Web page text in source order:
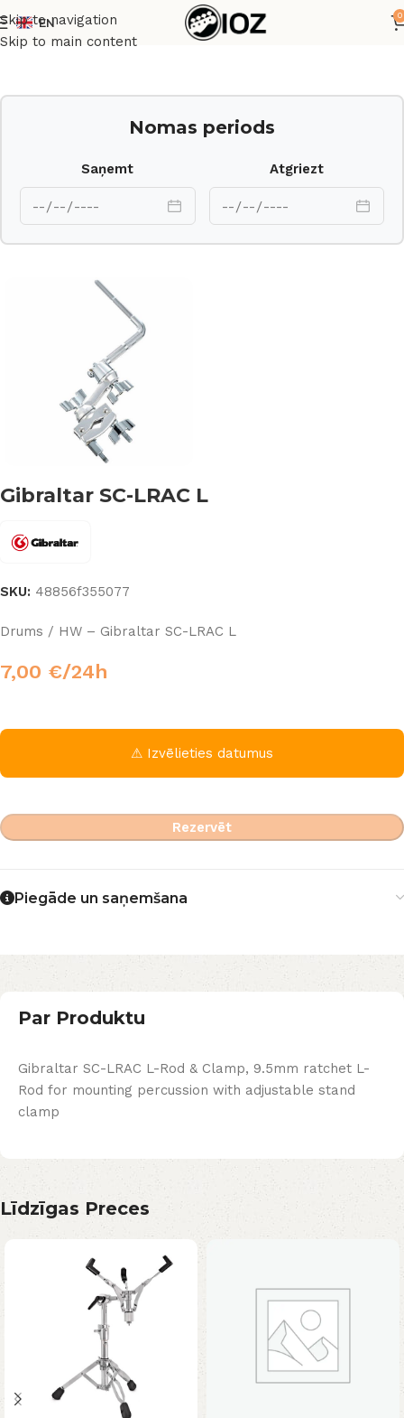
Skip to navigation
Skip to main content
EN
0
Sākums Bungas HW
Nomas periods
Saņemt Atgriezt
Gibraltar SC-LRAC L
SKU: 48856f355077
Drums / HW – Gibraltar SC-LRAC L
7,00 €/24h
⚠ Izvēlieties datumus
Rezervēt
Piegāde un saņemšana
Par Produktu
Gibraltar SC-LRAC L-Rod & Clamp, 9.5mm ratchet L-
Rod for mounting percussion with adjustable stand
clamp
Līdzīgas Preces